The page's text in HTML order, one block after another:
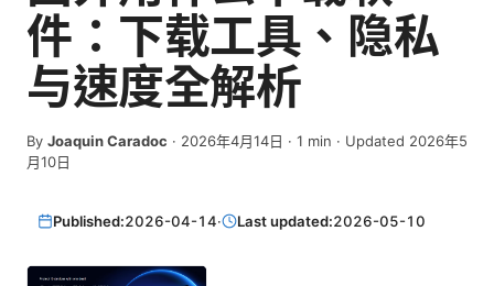
件：下载工具、隐私
与速度全解析
By Joaquin Caradoc · 2026年4月14日 · 1 min · Updated 2026年5
月10日
Published:2026-04-14· Last updated:2026-05-10